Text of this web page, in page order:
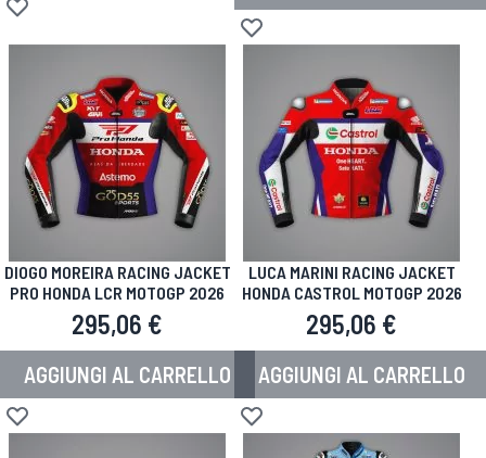
Aggiungi alla lista desideri
Aggiungi alla lista desideri
DIOGO MOREIRA RACING JACKET
PRO HONDA LCR MOTOGP 2026
295,06 €
AGGIUNGI AL CARRELLO
Aggiungi alla lista desideri
LUCA MARINI RACING JACKET
HONDA CASTROL MOTOGP 2026
295,06 €
AGGIUNGI AL CARRELLO
Aggiungi alla lista desideri